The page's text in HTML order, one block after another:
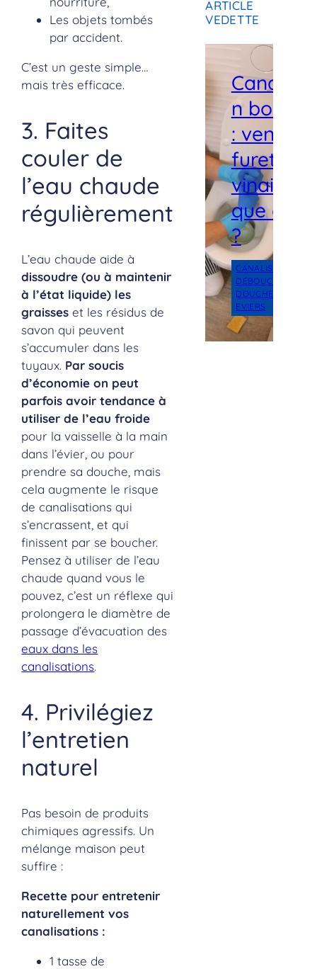
Les objets tombés
par accident.
C’est un geste simple…
mais très efficace.
3. Faites
couler de
l’eau chaude
régulièrement
L’eau chaude aide à
dissoudre (ou à maintenir
à l’état liquide) les
graisses et les résidus de
savon qui peuvent
s’accumuler dans les
tuyaux. Par soucis
d’économie on peut
parfois avoir tendance à
utiliser de l’eau froide
pour la vaisselle à la main
dans l’évier, ou pour
prendre sa douche, mais
cela augmente le risque
de canalisations qui
s’encrassent, et qui
finissent par se boucher.
Pensez à utiliser de l’eau
chaude quand vous le
pouvez, c’est un réflexe qui
prolongera le diamètre de
passage d’évacuation des
eaux dans les
canalisations.
4. Privilégiez
l’entretien
naturel
Pas besoin de produits
chimiques agressifs. Un
mélange maison peut
suffire :
Recette pour entretenir
naturellement vos
canalisations :
1 tasse de
ARTICLE
VEDETTE
n
:
furet ou
vinaigre,
que
?
CANALISATIONS
DÉBOUCHAGE
DOUCHES /
EVIERS